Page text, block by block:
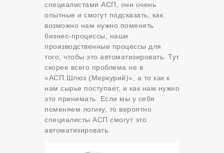
специалистами АСП, они очень
опытные и смогут подсказать, как
возможно нам нужно поменять
бизнес-процессы, наши
производственные процессы для
того, чтобы это автоматизировать. Тут
скорее всего проблема не в
«АСП.Шлюз (Меркурий)», а то как к
нам сырье поступает, и как нам нужно
это принимать. Если мы у себя
поменяем логику, то вероятно
специалисты АСП смогут это
автоматизировать.